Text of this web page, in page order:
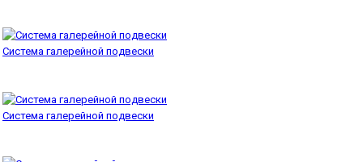
Система галерейной подвески
Система галерейной подвески